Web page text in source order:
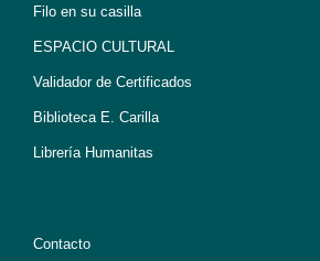
Filo en su casilla
ESPACIO CULTURAL
Validador de Certificados
Biblioteca E. Carilla
Librería Humanitas
Contacto